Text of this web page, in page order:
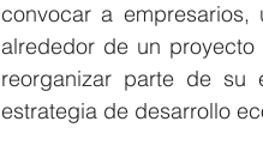
convocar a
alrededor de un
reorganizar parte de su
estrategia de desarrollo